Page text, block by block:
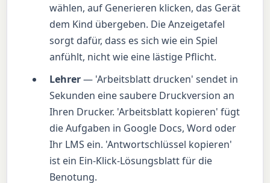
wählen, auf Generieren klicken, das Gerät
dem Kind übergeben. Die Anzeigetafel
sorgt dafür, dass es sich wie ein Spiel
anfühlt, nicht wie eine lästige Pflicht.
Lehrer— 'Arbeitsblatt drucken' sendet in
Sekunden eine saubere Druckversion an
Ihren Drucker. 'Arbeitsblatt kopieren' fügt
die Aufgaben in Google Docs, Word oder
Ihr LMS ein. 'Antwortschlüssel kopieren'
ist ein Ein-Klick-Lösungsblatt für die
Benotung.